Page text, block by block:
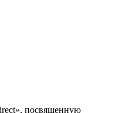
посвященную